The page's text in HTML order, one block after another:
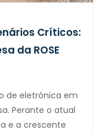
Críticos:
da ROSE
de eletrónica em
Perante o atual
e a crescente